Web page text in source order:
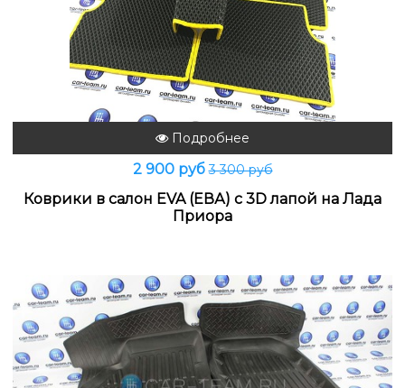
Подробнее
2 900 руб3 300 руб
Коврики в салон EVA (ЕВА) с 3D лапой на Лада
Приора